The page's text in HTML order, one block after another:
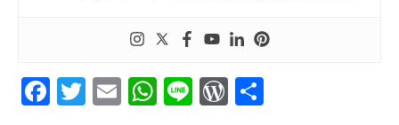
F T E W Li W